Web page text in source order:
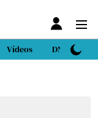
Vídeos DN Sport